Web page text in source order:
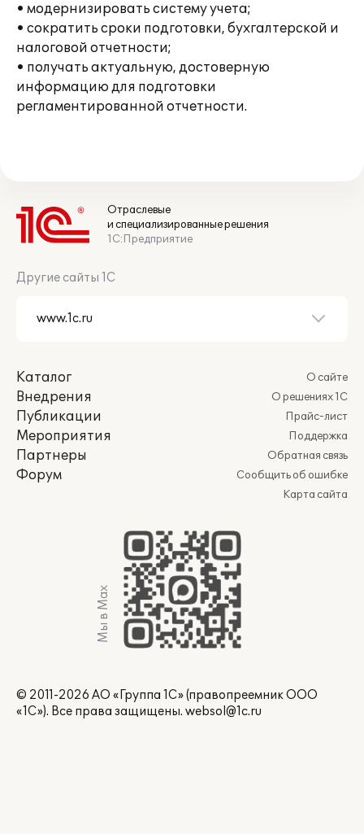
• модернизировать систему учета;
• сократить сроки подготовки, бухгалтерской и
налоговой отчетности;
• получать актуальную, достоверную
информацию для подготовки
регламентированной отчетности.
Отраслевые
и специализированные решения
1С:Предприятие
Другие сайты 1С
Каталог
Внедрения
Публикации
Мероприятия
Партнеры
Форум
О сайте
О решениях 1С
Прайс-лист
Поддержка
Обратная связь
Сообщить об ошибке
Карта сайта
Мы в Max
© 2011-2026 АО «Группа 1С» (правопреемник ООО
«1С»). Все права защищены. websol@1c.ru